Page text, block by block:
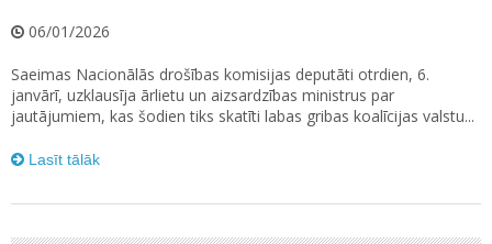
06/01/2026
Saeimas Nacionālās drošības komisijas deputāti otrdien, 6.
janvārī, uzklausīja ārlietu un aizsardzības ministrus par
jautājumiem, kas šodien tiks skatīti labas gribas koalīcijas valstu...
Lasīt tālāk